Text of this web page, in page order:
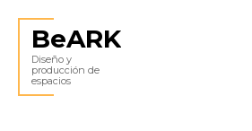
BeARK
Diseño y
producción de
espacios